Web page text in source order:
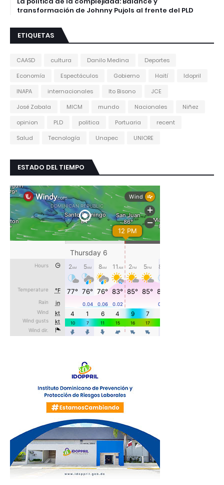
transformación de Johnny Pujols al frente del PLD
ETIQUETAS
CAASD cultura Danilo Medina
Deportes
Economía
Espectáculos Gobierno Haití
Idopril
INAPA
internacionales Ito Bisono
JCE
José Zabala
MICM mundo Nacionales
Niñez
opinion
PLD politica Portuaria
recent
Salud
Tecnología Unapec UNIORE
ESTADO DEL TIEMPO